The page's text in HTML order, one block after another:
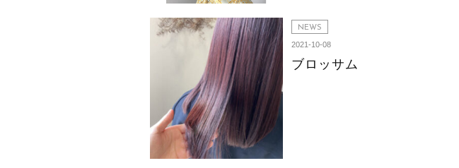
NEWS
2021-10-08
ブロッサム